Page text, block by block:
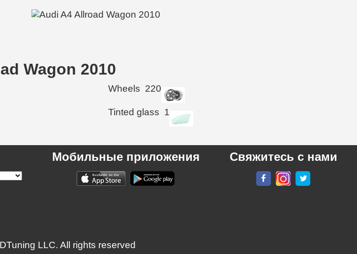
Wagon 2010
Wheels 220
Tinted glass 1
Мобильные приложения Свяжитесь с нами
LLC. All rights reserved